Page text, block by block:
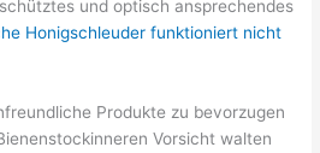
und optisch ansprechendes
Honigschleuder funktioniert nicht
Produkte zu bevorzugen
Vorsicht walten